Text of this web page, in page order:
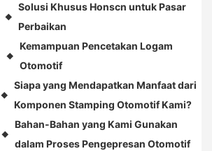
◆
Solusi Khusus Honscn untuk Pasar
Perbaikan
◆
Kemampuan Pencetakan Logam
Otomotif
◆
Siapa yang Mendapatkan Manfaat dari
Komponen Stamping Otomotif Kami?
◆
Bahan-Bahan yang Kami Gunakan
dalam Proses Pengepresan Otomotif